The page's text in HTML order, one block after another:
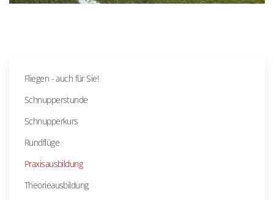
Fliegen - auch für Sie!
Schnupperstunde
Schnupperkurs
Rundflüge
Praxisausbildung
Theorieausbildung